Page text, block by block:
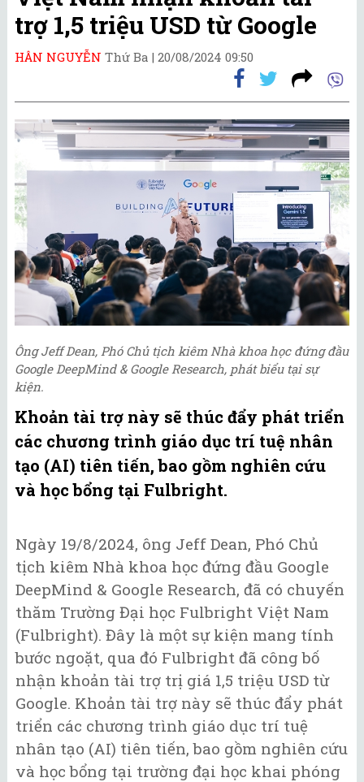
trợ 1,5 triệu USD từ Google
HÂN NGUYỄN Thứ Ba | 20/08/2024 09:50
Ông Jeff Dean, Phó Chủ tịch kiêm Nhà khoa học đứng đầu
Google DeepMind & Google Research, phát biểu tại sự
kiện.
Khoản tài trợ này sẽ thúc đẩy phát triển
các chương trình giáo dục trí tuệ nhân
tạo (AI) tiên tiến, bao gồm nghiên cứu
và học bổng tại Fulbright.
Ngày 19/8/2024, ông Jeff Dean, Phó Chủ
tịch kiêm Nhà khoa học đứng đầu Google
DeepMind & Google Research, đã có chuyến
thăm Trường Đại học Fulbright Việt Nam
(Fulbright). Đây là một sự kiện mang tính
bước ngoặt, qua đó Fulbright đã công bố
nhận khoản tài trợ trị giá 1,5 triệu USD từ
Google. Khoản tài trợ này sẽ thúc đẩy phát
triển các chương trình giáo dục trí tuệ
nhân tạo (AI) tiên tiến, bao gồm nghiên cứu
và học bổng tại trường đại học khai phóng